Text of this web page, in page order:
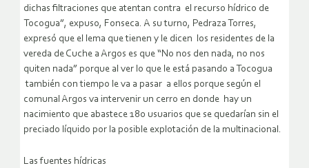
dichas filtraciones que atentan contra el recurso hídrico de
Tocogua”, expuso, Fonseca. A su turno, Pedraza Torres,
expresó que el lema que tienen y le dicen los residentes de la
vereda de Cuche a Argos es que “No nos den nada, no nos
quiten nada” porque al ver lo que le está pasando a Tocogua
también con tiempo le va a pasar a ellos porque según el
comunal Argos va intervenir un cerro en donde hay un
nacimiento que abastece 180 usuarios que se quedarían sin el
preciado líquido por la posible explotación de la multinacional.
Las fuentes hídricas